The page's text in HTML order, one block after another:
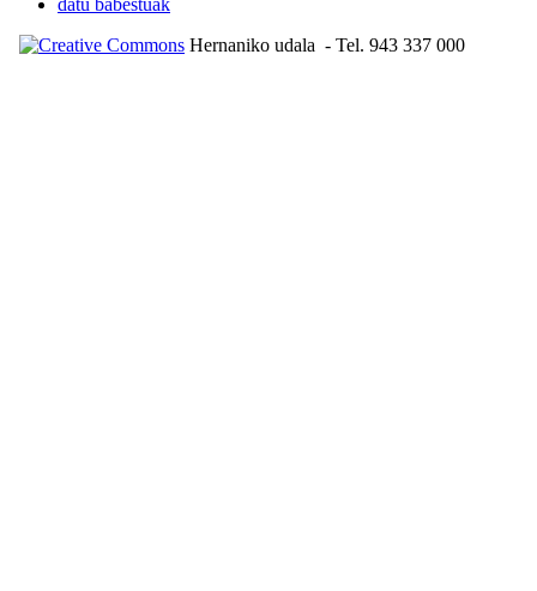
datu babestuak
Hernaniko udala - Tel. 943 337 000